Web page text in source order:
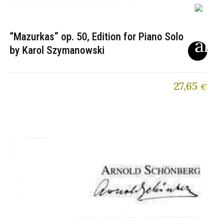
“Mazurkas” op. 50, Edition for Piano Solo
by Karol Szymanowski
27,65 €